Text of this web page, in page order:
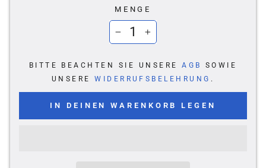
MENGE
BITTE BEACHTEN SIE UNSEREAGB
SOWIE
UNSEREWIDERRUFSBELEHRUNG .
IN DEINEN WARENKORB LEGEN